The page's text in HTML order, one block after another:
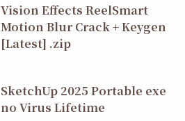
Vision Effects ReelSmart
Motion Blur Crack + Keygen
[Latest] .zip
SketchUp 2025 Portable exe
no Virus Lifetime